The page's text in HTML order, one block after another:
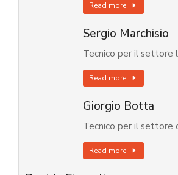
Read more
Sergio Marchisio
Tecnico per il settore
Read more
Giorgio Botta
Tecnico per il settore
Read more